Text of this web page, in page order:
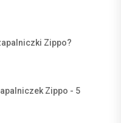
Zippo?
Zippo - 5